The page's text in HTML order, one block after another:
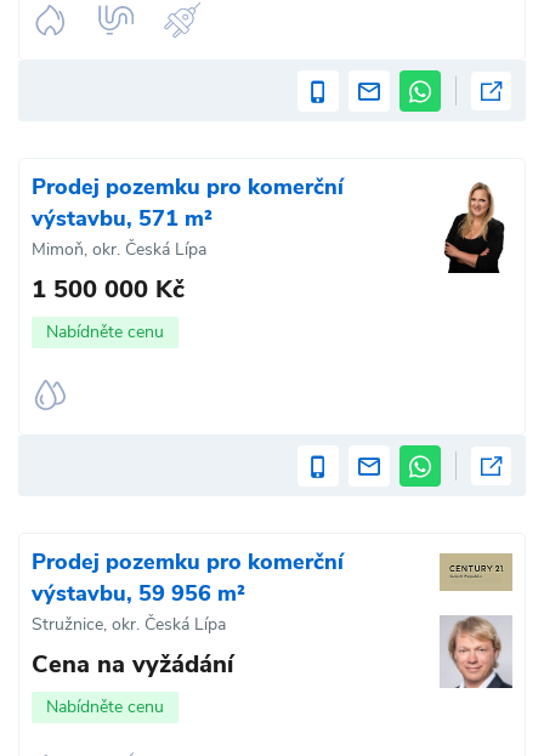
Prodej pozemku pro komerční
výstavbu, 571 m²
Mimoň, okr. Česká Lípa
1 500 000 Kč
Nabídněte cenu
Prodej pozemku pro komerční
výstavbu, 59 956 m²
Stružnice, okr. Česká Lípa
Cena na vyžádání
Nabídněte cenu